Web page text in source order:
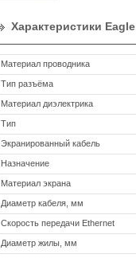
Характеристики
Материал проводника
Тип разъёма
Материал диэлектрика
Тип
Экранированный кабель
Назначение
Материал экрана
Диаметр кабеля, мм
Скорость передачи Ethernet
Диаметр жилы, мм